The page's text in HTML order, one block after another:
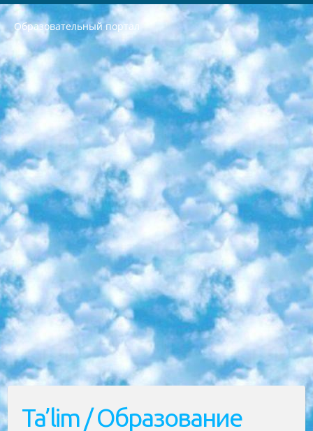
Образовательный портал
РЕСПУБЛИКА УЗБЕКИСТАН МИНИСТРЕРСТВО ДОШКОЛЬНОГО И ШКОЛЬНОГО ОБРАЗОВАНИЯ КОМАНДА в общеобразовательных учреждениях в 2023-2024 учебном году организация и проведение итоговой государственной аттестации обучающихся о Министра дошкольного и школьного образования Республики Узбекистан от 4 марта 2008 года (постановлением Минюста от 20 марта 2008 года № 1778 государственной регистрации) «Итоговое состояние учащихся общего среднего образования на основании положения об утверждении положения об аттестации общего среднего образования выпускной экзамен студентов в образовательных учреждениях в 2023-2024 учебном году В целях организации и прохождения аттестации приказываю: 1. Следующее: перечень предметов, по которым будет проводиться итоговая государственная аттестация и экзамен формы перевода согласно приложению 1; сертификаты международного образца, оценивающие уровень владения иностранными языками перечень согласно приложению 2; 2. Педагогический при специализированных образовательных учреждениях. научно-практический центр квалификации и международной оценки (Д.Давидова) 2024 г. До 25 марта: задания по предметам, по которым будет проводиться итоговая аттестация разработка и утверждение технических условий; итоговая аттестация на основании разработанного предметного задания разработка вопросов по предметам (устно и письменно), экзамен передача; общеобразовательные средние школы и специальные учебные заведения учащиеся выпускных классов школ и интернатов в агентской системе подготовка базы данных экзаменационных материалов и критериев оценки; перевод базы экзаменационных материалов на все языки обучения подать в Республиканский образовательный центр для изготовления; варианты экзаменов на основе разработанных контрольных материалов пусть будут поставлены задачи формирования. 3. Республиканский образовательный центр (Ш.Худайкулов) до 5 апреля 2024 года. до: база данных предоставленных экзаменационных материалов на все языки обучения перевод и экспертиза; для слепых, слабовидящих, глухих, слабослышащих и умственно отсталых детей учащиеся выпускных классов специализированных школ и школ-интернатов база данных экзаменационных материалов на всех преподаваемых языках подготовка критериев оценки; специализированные школы для умственно отсталых детей и технологии для учащихся выпускных классов школ-интернатов разработка соответствующих рекомендаций и критериев проведения ЕГЭ по естествознанию давать задания. 4. Педагогический при специализированных образовательных учреждениях. Научно-практический центр навыков и международной оценки (Д.Давидова), Республика образовательный центр (Худайкулов Ш.) итоговый государственный аттестационный экзамен ориентирован на творческое и логическое мышление при подготовке базы материалов учитывать введение заданий. 5. Следует отметить, что: сертификат государственного образца о знании общеобразовательного предмета и как минимум национальный уровень B1 по предметам на иностранных языках, указанным в Приложении 2. или международно признанный сертификат эквивалентного уровня студенты, изучающие определенный предмет, освобождаются от экзамена; по соответствующим предметам запланирована итоговая государственная аттестация за день до дня, путем жеребьевки Рабочей группой (в письменной форме по предметам, проводимым в форме) из числа сформированных вариантов выбрано 2 варианта; 2 выбранных варианта экзамена анонсированы на официальном сайте министерства и все выпускники по всей стране на основе этих вариантов проводит итоговую государственную аттестацию. 6. Государственное образование учащихся средних общеобразовательных учреждений. знания в соответствии с квалификационными требованиями, которые необходимо приобрести на основании стандартов итоговый (выпускной) контроль для 9 и 11 классов в целях тестирования Экзамены (далее – экзамены) состоят из предметов, перечисленных в приложении 1. будет сделано. 7. Экзамены пройдут с 26 мая по 15 июня 2024 г. (кроме науки физического воспитания). 8. Физическая для учащихся 9 классов общесредних образовательных учреждений. Экзамены по предмету «Образование, квалификация медицина» 1-6 мая 2024 года. сотрудники перевести под присмотр (с отклонениями в физическом или умственном развитии) специализированная школа для детей, школы-интернаты и со сколиозом школы-интернаты санаторного типа для больных детей исключены). 9. Он был слепым, слабовидящим и имел нарушения опорно-двигательного аппарата. экзамены в специализированных школах и интернатах для детей должны проводиться исходя из требований, предъявляемых к общеобразовательным учреждениям (физкультура кроме науки). 10. Специализированная школа для глухих и слабослышащих детей. и экзамены в интернатах и быть реализован в виде письменного теста по математике. 11. Специальность для умственно отсталых детей. Для 9 класса Родной язык и литературное письмо Государственный язык (язык обучения – узбекский). для неклассов) написано Математическое письмо Письменная/устная история Узбекистана Физическое воспитание практично Итоговый контроль Для 11 класса Написание родного языка и литературы (эссе) Математическое письмо Узбекский язык (обучение на узбекском языке) не посещающее общее среднее образование для учреждений)/Образовательное учреждение выбор письменный и устный Иностранный язык письменный/устный Письменная/устная история Узбекистана *По выбору студента:  Химия  Физика  Основы государственного права  География 10 бесплатных образовательных ресурсов - Мы составили подборку онлайн-проектов с интерактивными упражнениями, видеолекциями и статьями. Они помогут вам обрести новые и освежить старые знания бесплатно. 1. «ИНТУИТ» Старейшая образовательная площадка Рунета. Здесь вы найдёте сотни текстовых и видеокурсов на десятки различных тем — от программирования до психологии. Многие курсы подготовлены российскими университетами и крупными международными компаниями вроде Intel и Microsoft. Самостоятельное обучение бесплатное, но желающие могут оплатить услуги персональных наставников. 2. «Смартия» знакомит с актуальными профессиями и подсказывает, как им обучаться. Выбрав заинтересовавшую вас специальность — SMM-специалист, фотограф, веб-дизайнер или другую, — увидите список необходимых для неё умений. Чтобы вы могли освоить их самостоятельно, для каждого умения площадка отображает подборку ссылок на учебные материалы. Хотя «Смартия» ориентируется на русскоязычную аудиторию, часть контента всё же доступна только на английском. 3. «Лекторий Физтеха» Проект Московского физико-технического института (Физтеха). С его помощью вы можете смотреть онлайн серии лекций, записанные на видео в этом вузе. В числе доступных предметов — физика, биология, химия, информационные технологии и другие. К некоторым лекциям администрация ресурса прилагает готовые конспекты, которые можно скачивать в PDF-формате. 4. ITMOcourses Онлайн-площадка Санкт-Петербургского национального исследовательского университета информационных технологий, механики и оптики (ИТМО). Ресурс предоставляет свободный доступ к курсам, разработанным в этом вузе. Каталог материалов разбит на четыре категории: «Оптические системы и технологии», «Приборостроение и робототехника», «Информационные технологии» и «Биотехнологии». Курсы состоят из видеолекций, интерактивных демонстраций и заданий. 5. «КиберЛенинка» Электронная научная библиотека открытого доступа. Каталог площадки регулярно обрастает текстами статей из различных научных изданий. Сгруппированные по журналам и рубрикам публикации можно читать онлайн или скачивать целиком в PDF-формате. Проект нацелен на популяризацию науки за счёт открытого доступа к качественной информации. 6. «ПостНаука» На этом ресурсе публикуют подборки видеолекций, составленные экспертами из разных отраслей и объединённые общими темами. Среди них, к примеру, есть серии «Биоинформатика и геномика», «Культура средневековой Скандинавии» и Cinema Studies о теории кино. Каждая подборка лекций — логически связанная история, рассказанная экспертом от первого лица. Кроме того, на сайте появляются научно-образовательные статьи и тесты на разные темы. 7. «Newочём» Команда проекта «Newочём» отбирает самые интересные тексты из англоязычных СМИ и переводит те из них, за которые голосуют участники сообщества «ВКонтакте». По большей части это научно-популярные статьи. Редакторы придумывают лишь заголовки, в остальном содержание переводов соответствует оригиналам. Полные тексты можно читать прямо в социальной сети. 8. InternetUrok Онлайн-база материалов по основным дисциплинам школьной программы. Информация на сайте структурирована по классам, предметам и темам (урокам). Каждый урок состоит из видеолекций и конспектов. Есть также интерактивные тренажёры и тесты для закрепления пройденного материала. Даже если вы давно окончили школу, возможность повторить программу старших классов всегда может пригодиться. 9. Edutainme Ещё один ресурс об образовании. В отличие от Newtonew, как мне кажется, Edutainme больше ориентируется на представителей индустрии: педагогов, предпринимателей, разработчиков образовательных проектов. Но и любой, кто просто стремится к саморазвитию, найдёт на сайте много полезного и интересного для себя. Например, информацию о новых курсах и образовательных сервисах. 10. Newtonew Онлайн-медиа об образовании и обучении в широком смысле. Авторы Newtonew пишут об инструментах, заведениях, тактиках и стратегиях, которые помогают учить других и получать новые знания самостоятельно. На этой площадке вы найдёте новости, обзоры, аналитические мат
Ta’lim / Образование